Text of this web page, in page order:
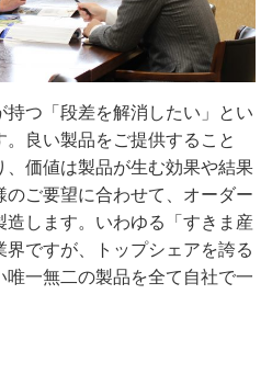
つ「段差を解消したい」とい
良い製品をご提供すること
、価値は製品が生む効果や結果
ご要望に合わせて、オーダー
造します。いわゆる「すきま産
ですが、トップシェアを誇る
一無二の製品を全て自社で一